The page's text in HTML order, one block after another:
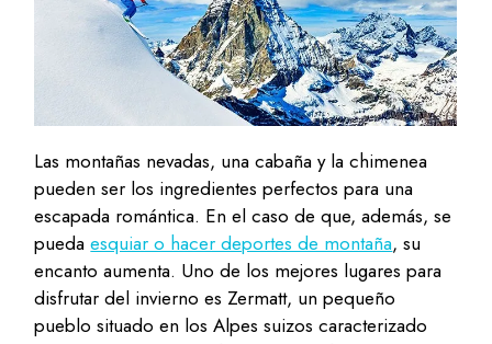
Las montañas nevadas, una cabaña y la chimenea
pueden ser los ingredientes perfectos para una
escapada romántica. En el caso de que, además, se
puedaesquiar o hacer deportes de montaña, su
encanto aumenta. Uno de los mejores lugares para
disfrutar del invierno es Zermatt, un pequeño
pueblo situado en los Alpes suizos caracterizado